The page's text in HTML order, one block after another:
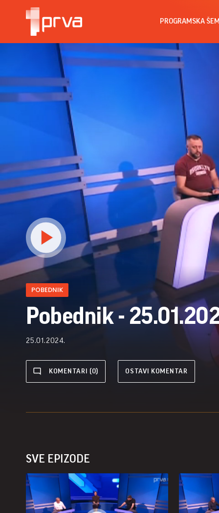
PROGRAMSKA
POBEDNIK
Pobednik -
25.01.2024.
KOMENTARI (0) OSTAVI KOMENTAR
SVE EPIZODE